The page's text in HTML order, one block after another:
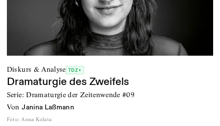
Diskurs & Analyse TDZ+
Dramaturgie des Zweifels
Serie: Dramaturgie der Zeitenwende #09
von Janina Laßmann
Foto: Anna Kolata